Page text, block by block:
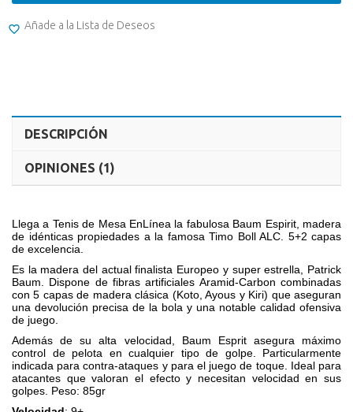
Añade a la Lista de Deseos
DESCRIPCIÓN
OPINIONES (1)
Llega a Tenis de Mesa EnLínea la fabulosa Baum Espirit, madera
de idénticas propiedades a la famosa Timo Boll ALC. 5+2 capas
de excelencia.
Es la madera del actual finalista Europeo y super estrella, Patrick
Baum. Dispone de fibras artificiales Aramid-Carbon combinadas
con 5 capas de madera clásica (Koto, Ayous y Kiri) que aseguran
una devolución precisa de la bola y una notable calidad ofensiva
de juego.
Además de su alta velocidad, Baum Esprit asegura máximo
control de pelota en cualquier tipo de golpe. Particularmente
indicada para contra-ataques y para el juego de toque. Ideal para
atacantes que valoran el efecto y necesitan velocidad en sus
golpes. Peso: 85gr